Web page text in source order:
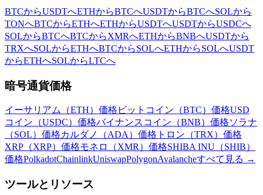
BTCからUSDTへETHからBTCへUSDTからBTCへSOLから
TONへBTCからETHへETHからUSDTへUSDTからUSDCへ
SOLからBTCへBTCからXMRへETHからBNBへUSDTから
TRXへSOLからETHへBTCからSOLへETHからSOLへUSDT
からETHへSOLからLTCへ
暗号通貨価格
イーサリアム（ETH）価格 ビットコイン（BTC）価格USD
コイン（USDC）価格バイナンスコイン（BNB）価格ソラナ
（SOL）価格カルダノ（ADA）価格 トロン（TRX）価格
XRP（XRP）価格モネロ（XMR）価格SHIBA INU（SHIB）
価格PolkadotChainlinkUniswapPolygonAvalancheすべて見る →
ツールとリソース